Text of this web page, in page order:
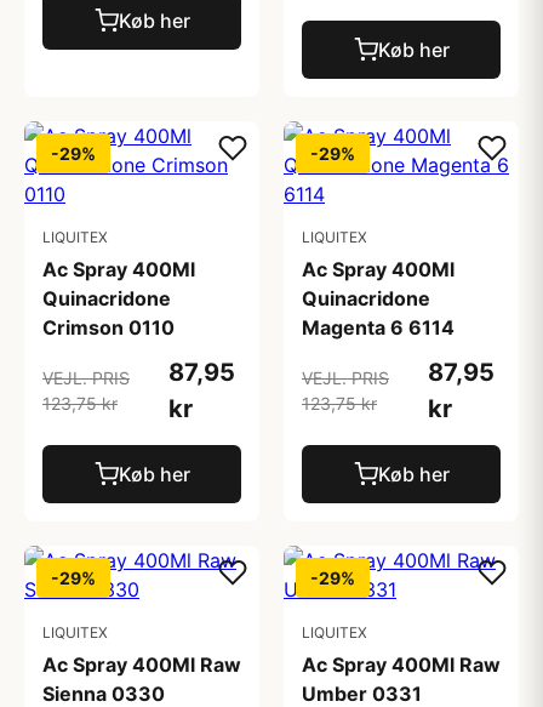
Køb her
Køb her
-29%
LIQUITEX
Ac Spray 400Ml
Quinacridone
Crimson 0110
VEJL. PRIS
123,75 kr
87,95
kr
Køb her
-29%
LIQUITEX
Ac Spray 400Ml
Quinacridone
Magenta 6 6114
VEJL. PRIS
123,75 kr
87,95
kr
Køb her
-29%
LIQUITEX
Ac Spray 400Ml Raw
Sienna 0330
-29%
LIQUITEX
Ac Spray 400Ml Raw
Umber 0331